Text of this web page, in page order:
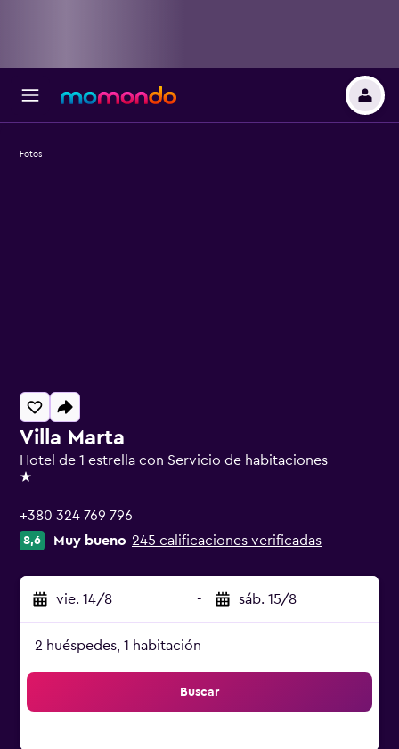
Villa Marta
Hotel de 1 estrella con Servicio de habitaciones
1 estrella
+380 324 769 796
8,6 Muy bueno 245 calificaciones verificadas
vie. 14/8 - sáb. 15/8
2 huéspedes, 1 habitación
Buscar
Fotos